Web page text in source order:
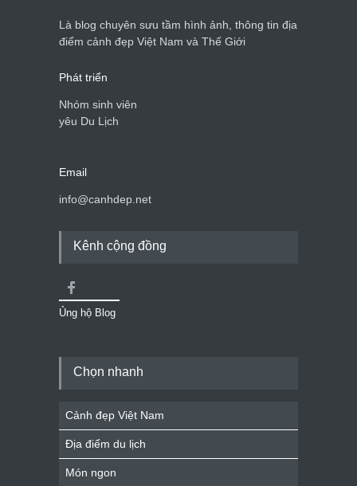
du lịch quốc gia
Cảnh đẹp Việt Nam 24/04/2020
Là blog chuyên sưu tầm hình ảnh, thông tin địa
điểm cảnh đẹp Việt Nam và Thế Giới
Phát triển
Nhóm sinh viên
yêu Du Lịch
Email
info@canhdep.net
Kênh cộng đồng
Ủng hộ Blog
Chọn nhanh
Cảnh đẹp Việt Nam
Địa điểm du lịch
Món ngon